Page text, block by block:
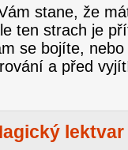
stane, že
ten strach je
se bojíte,
a před